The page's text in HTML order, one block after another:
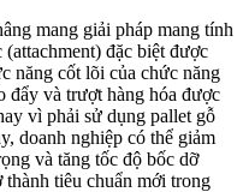
mang giải pháp mang tính
đặc biệt được
năng cốt lõi của chức năng
đẩy và trượt hàng hóa được
vì phải sử dụng pallet gỗ
doanh nghiệp có thể giảm
và tăng tốc độ bốc dỡ
tiêu chuẩn mới trong